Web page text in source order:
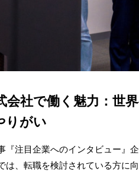
会社で働く魅力：世
りがい
『注目企業へのインタビュー』
は、転職を検討されている方に